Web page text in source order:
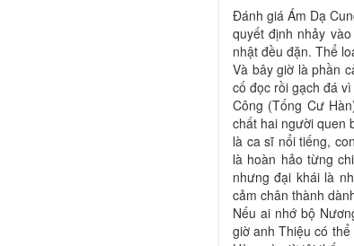
Đánh giá Ám Dạ
quyết định nhảy
nhật đều đặn. Thể
Và bây giờ là phần
cố đọc rồi gạch đá
Công (Tống Cư
chất hai người quen
là ca sĩ nổi tiếng,
là hoàn hảo từng
nhưng đại khái là
cảm chân thành
Nếu ai nhớ bộ
giờ anh Thiệu có